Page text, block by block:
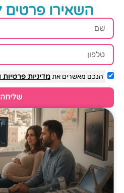
השאירו פרטים
הנכם מאשרים אתמדיניות פרטיות
שליחה